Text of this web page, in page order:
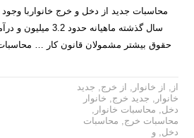
محاسبات جدید از دخل و خرج خانواربا وجود
حقوق بیشتر مشمولان قانون کار …
از , از خانوار , از خرج, جدید
خانوار , جدید خرج, خانوار
دخل, محاسبات خانوار ,
محاسبات خرج, محاسبات
دخل,و